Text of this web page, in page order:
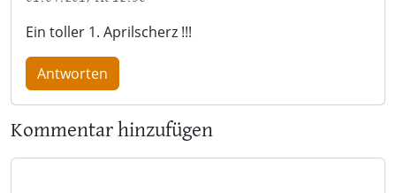
Ein toller 1. Aprilscherz !!!
Antworten
Kommentar hinzufügen